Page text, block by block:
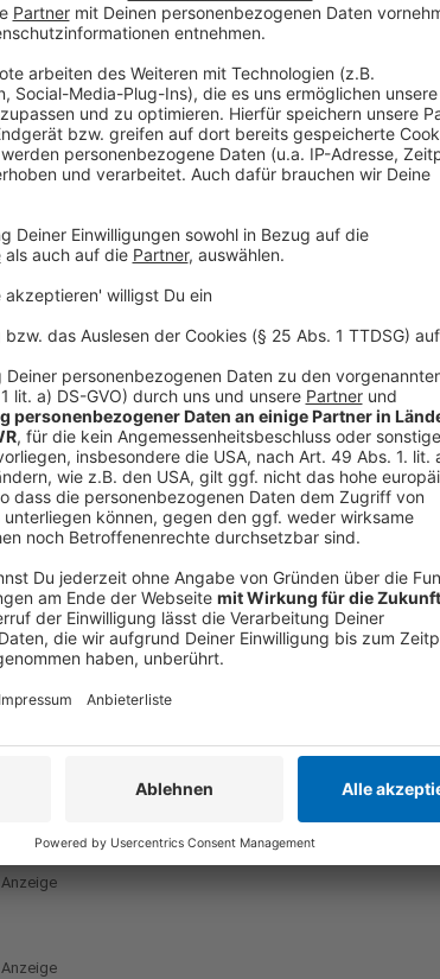
da. Damit könnt ihr auch ungefähr eine Portion
Anzeige
Laura Potting
Folge 1: Erdbeeren richtig waschen und so
Laura Potting
Folge 2: Reis muss man waschen?
Anzeige
Und jetzt seid ihr dran
Welche Alltagsfehler fallen euch immer wieder
überrascht oder euch das Leben leichter gemacht?
Anzeige
Anzeige